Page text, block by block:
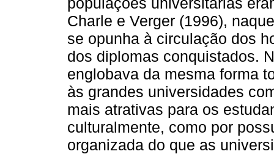
Charle e Verger (1996),
se opunha à circulação dos
dos diplomas conquistados.
englobava da mesma forma
às grandes universidades
mais atrativas para os
culturalmente, como por
organizada do que as